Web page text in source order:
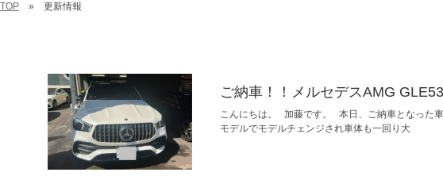
TOP 更新情報
ご納車！！メルセデスAMG
こんにちは。 加藤です。 本日、ご納車となった
モデルでモデルチェンジされ車体も一回り大